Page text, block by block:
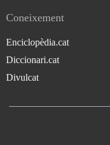
Coneixement
Enciclopèdia.cat
Diccionari.cat
Divulcat